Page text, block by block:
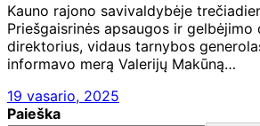
Kauno rajono savivaldybėje
Priešgaisrinės apsaugos ir gelbėjimo
direktorius, vidaus tarnybos
informavo merą Valerijų Makūną…
19 vasario, 2025
Paieška